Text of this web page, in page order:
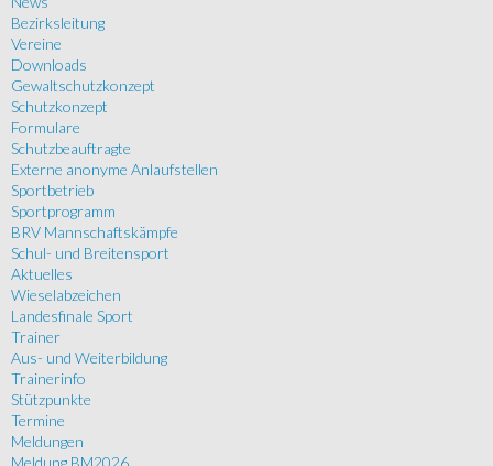
Bezirksleitung
Vereine
Downloads
Gewaltschutzkonzept
Schutzkonzept
Formulare
Schutzbeauftragte
Externe anonyme Anlaufstellen
Sportbetrieb
Sportprogramm
BRV Mannschaftskämpfe
Schul- und Breitensport
Aktuelles
Wieselabzeichen
Landesfinale Sport
Trainer
Aus- und Weiterbildung
Trainerinfo
Stützpunkte
Termine
Meldungen
Meldung BM2026